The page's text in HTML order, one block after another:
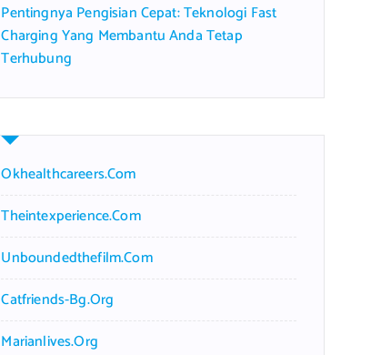
Pentingnya Pengisian Cepat: Teknologi Fast
Charging Yang Membantu Anda Tetap
Terhubung
Okhealthcareers.com
Theintexperience.com
Unboundedthefilm.com
Catfriends-Bg.org
Marianlives.org